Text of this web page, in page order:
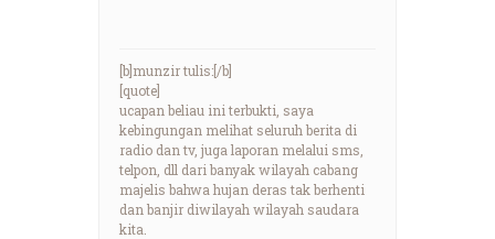
[b]munzir tulis:[/b]
[quote]
ucapan beliau ini terbukti, saya
kebingungan melihat seluruh berita di
radio dan tv, juga laporan melalui sms,
telpon, dll dari banyak wilayah cabang
majelis bahwa hujan deras tak berhenti
dan banjir diwilayah wilayah saudara
kita.